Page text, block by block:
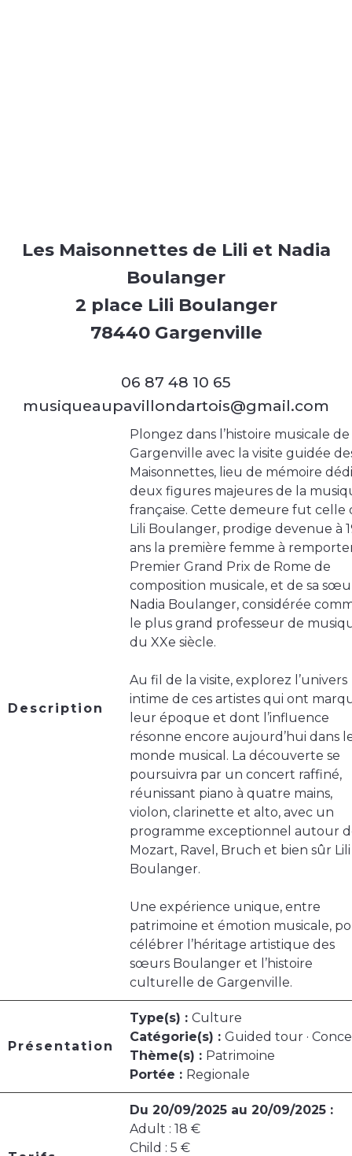
Les Maisonnettes de Lili et Nadia
Boulanger
2 place Lili Boulanger
78440 Gargenville
06 87 48 10 65
musiqueaupavillondartois@gmail.com
Description
Plongez dans l’histoire musicale de
Gargenville avec la visite guidée
Maisonnettes, lieu de mémoire
deux figures majeures de la
française. Cette demeure fut celle
Lili Boulanger, prodige devenue à
ans la première femme à
Premier Grand Prix de Rome de
composition musicale, et de sa
Nadia Boulanger, considérée
le plus grand professeur de
du XXe siècle.
Au fil de la visite, explorez l’univers
intime de ces artistes qui ont
leur époque et dont l’influence
résonne encore aujourd’hui dans
monde musical. La découverte se
poursuivra par un concert raffiné,
réunissant piano à quatre mains,
violon, clarinette et alto, avec un
programme exceptionnel autour
Mozart, Ravel, Bruch et bien sûr Lili
Boulanger.
Une expérience unique, entre
patrimoine et émotion musicale,
célébrer l’héritage artistique des
sœurs Boulanger et l’histoire
culturelle de Gargenville.
Présentation
Type(s) : Culture
Catégorie(s) : Guided tour ·
Thème(s) : Patrimoine
Portée : Regionale
Du 20/09/2025 au 20/09/2025 :
Adult : 18 €
Child : 5 €